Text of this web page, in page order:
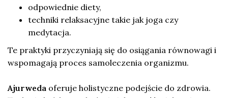
odpowiednie diety,
techniki relaksacyjne takie jak joga czy
medytacja.
Te praktyki przyczyniają się do osiągania równowagi i
wspomagają proces samoleczenia organizmu.
Ajurweda oferuje holistyczne podejście do zdrowia.